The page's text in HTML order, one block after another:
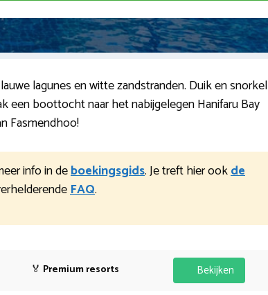
lagunes en witte zandstranden. Duik en snorkel
een boottocht naar het nabijgelegen Hanifaru Bay
Fasmendhoo!
info in deboekingsgids. Je treft hier ookde
FAQ.
🏅 Premium resorts Bekijken